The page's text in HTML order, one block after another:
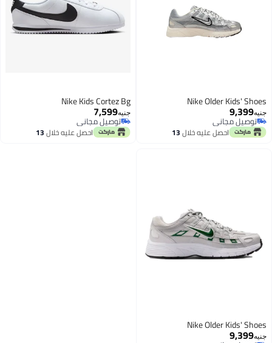
Nike Older Kids' Shoes
جنيه9,399
توصيل مجاني
توصيل مجانياحصل عليه خلال13
Nike Kids Cortez Bg
جنيه7,599
توصيل مجاني
توصيل مجانياحصل عليه خلال13
Nike Older Kids' Shoes
جنيه9,399